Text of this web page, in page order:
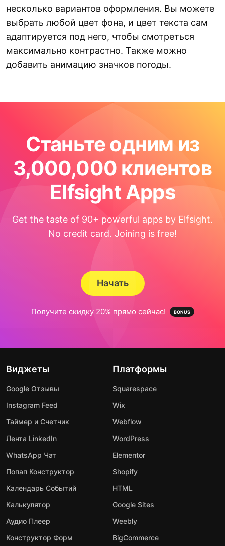
несколько вариантов оформления. Вы можете
выбрать любой цвет фона, и цвет текста сам
адаптируется под него, чтобы смотреться
максимально контрастно. Также можно
добавить анимацию значков погоды.
Станьте одним из
3,000,000 клиентов
Elfsight Apps
Get the taste of 90+ powerful apps by Elfsight.
No credit card. Joining is free!
Начать
Получите скидку 20% прямо сейчас!
Виджеты
Google Отзывы
Instagram Feed
Таймер и Счетчик
Лента LinkedIn
WhatsApp Чат
Попап Конструктор
Календарь Событий
Калькулятор
Аудио Плеер
Конструктор Форм
Платформы
Squarespace
Wix
Webflow
WordPress
Elementor
Shopify
HTML
Google Sites
Weebly
BigCommerce